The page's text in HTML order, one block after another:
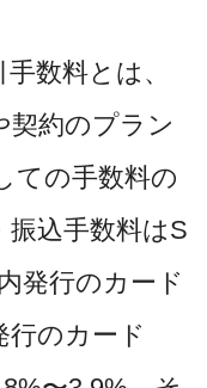
数料とは、
契約のプラン
ての手数料の
振込手数料はS
発行のカード
行のカード